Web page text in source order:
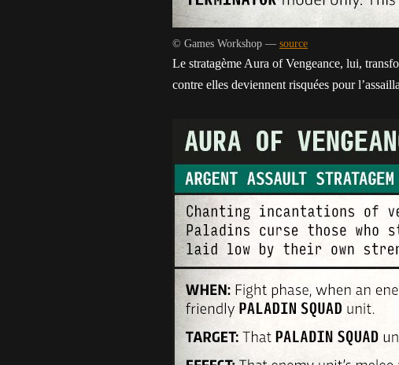
© Games Workshop — source
Le stratagème Aura of Vengeance, lui,
contre elles deviennent risquées pour